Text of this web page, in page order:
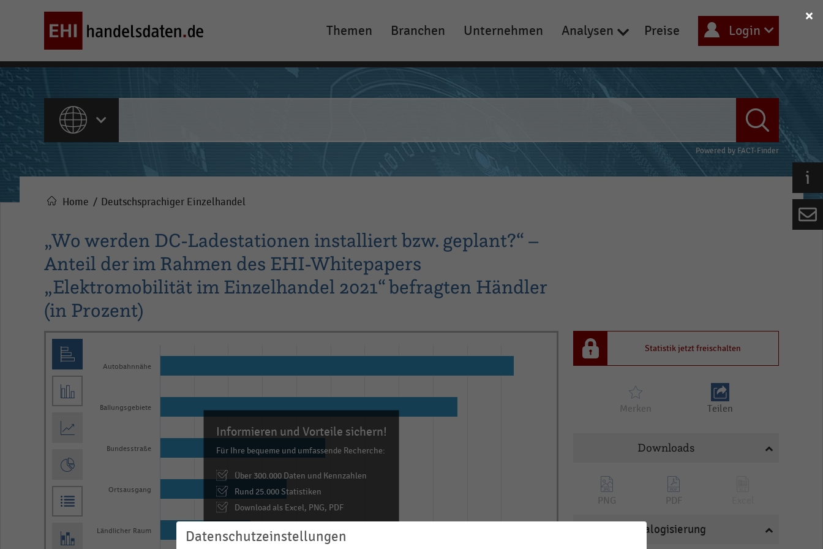
Main
navigation
Themen Branchen Unternehmen Analysen Preise Login
ALLE INHALTE
Powered by FACT-Finder
Pfadnavigation
Home Deutschsprachiger Einzelhandel
„Wo werden DC-Ladestationen installiert bzw. geplant?“ –
Anteil der im Rahmen des EHI-Whitepapers
„Elektromobilität im Einzelhandel 2021“ befragten Händler
(in Prozent)
has
Autobahnnähe
Ballungsgebiete
Bundesstraße
Ortsausgang
Ländlicher Raum
Informieren und Vorteile sichern!
Für Ihre bequeme und umfassende Recherche:
Über 300.000 Daten und Kennzahlen
Rund 25.000 Statistiken
Download als Excel, PNG, PDF
Statistik jetzt freischalten
Merken Teilen
Downloads
PNG PDF
Katalogisierung
Datenschutzeinstellungen